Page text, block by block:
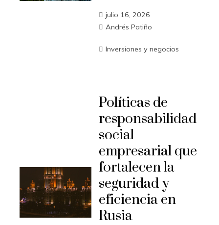
julio 16, 2026
Andrés Patiño
Inversiones y negocios
Políticas de
responsabilidad
social
empresarial que
fortalecen la
seguridad y
eficiencia en
Rusia